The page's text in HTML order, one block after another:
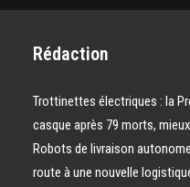
Rédaction
Trottinettes électriques : la
casque après 79 morts,
Robots de livraison
route à une nouvelle